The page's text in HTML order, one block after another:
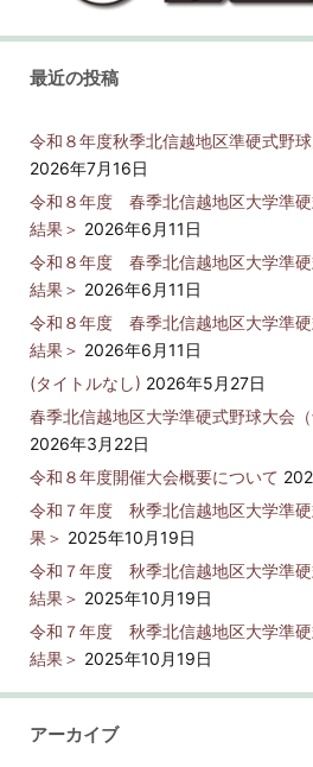
最近の投稿
令和８年度秋季北信越地区準硬式野
2026年7月16日
令和８年度 春季北信越地区大学準
結果＞ 2026年6月11日
令和８年度 春季北信越地区大学準
結果＞ 2026年6月11日
令和８年度 春季北信越地区大学準
結果＞ 2026年6月11日
(タイトルなし) 2026年5月27日
春季北信越地区大学準硬式野球大会
2026年3月22日
令和８年度開催大会概要について
令和７年度 秋季北信越地区大学準
果＞ 2025年10月19日
令和７年度 秋季北信越地区大学準
結果＞ 2025年10月19日
令和７年度 秋季北信越地区大学準
結果＞ 2025年10月19日
アーカイブ